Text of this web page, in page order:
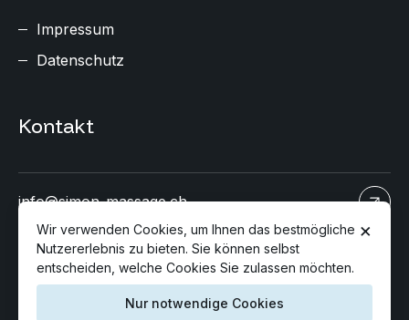
Impressum
Datenschutz
Kontakt
info@simon-massage.ch
+41 78 896 90 03
Wir verwenden Cookies, um Ihnen das bestmögliche
Nutzererlebnis zu bieten. Sie können selbst
entscheiden, welche Cookies Sie zulassen möchten.
×
Nur notwendige Cookies